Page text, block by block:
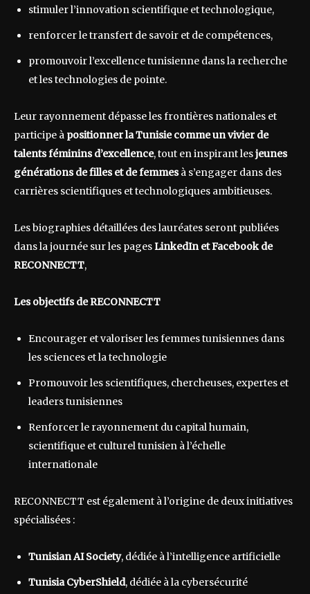
stimuler l’innovation scientifique et technologique,
renforcer le transfert de savoir et de compétences,
promouvoir l’excellence tunisienne dans la recherche
et les technologies de pointe.
Leur rayonnement dépasse les frontières nationales et
participe à positionner la Tunisie comme un vivier de
talents féminins d’excellence, tout en inspirant lesjeunes
générations de filles et de femmesà s’engager dans des
carrières scientifiques et technologiques ambitieuses.
Les biographies détaillées des lauréates seront publiées
dans la journée sur les pagesLinkedIn et Facebook de
RECONNECTT,
Les objectifs de RECONNECTT
Encourager et valoriser les femmes tunisiennes dans
les sciences et la technologie
Promouvoir les scientifiques, chercheuses, expertes et
leaders tunisiennes
Renforcer le rayonnement du capital humain,
scientifique et culturel tunisien à l’échelle
internationale
RECONNECTT est également à l’origine de deux initiatives
spécialisées :
Tunisian AI Society, dédiée à l’intelligence artificielle
Tunisia CyberShield, dédiée à la cybersécurité